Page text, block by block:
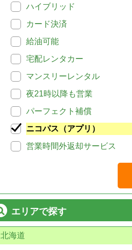
ハイブリッド
カード決済
給油可能
宅配レンタカー
マンスリーレンタル
夜21時以降も営業
パーフェクト補償
ニコパス（アプリ）
営業時間外返却サービス
エリアで探す
北海道